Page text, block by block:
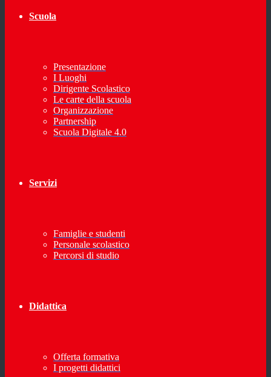
Scuola
Presentazione
I Luoghi
Dirigente Scolastico
Le carte della scuola
Organizzazione
Partnership
Scuola Digitale 4.0
Servizi
Famiglie e studenti
Personale scolastico
Percorsi di studio
Didattica
Offerta formativa
I progetti didattici